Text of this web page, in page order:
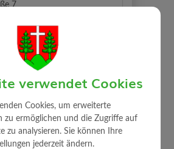
7
verwendet Cookies
Cookies, um erweiterte
zu ermöglichen und die Zugriffe auf
zu analysieren. Sie können Ihre
jederzeit ändern.